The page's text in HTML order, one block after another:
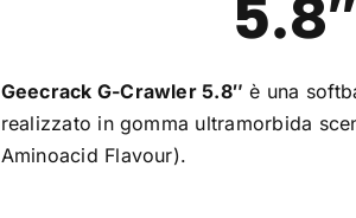
5.8″
Geecrack G-Crawler 5.8″ è una
realizzato in gomma ultramorbida
Aminoacid Flavour).